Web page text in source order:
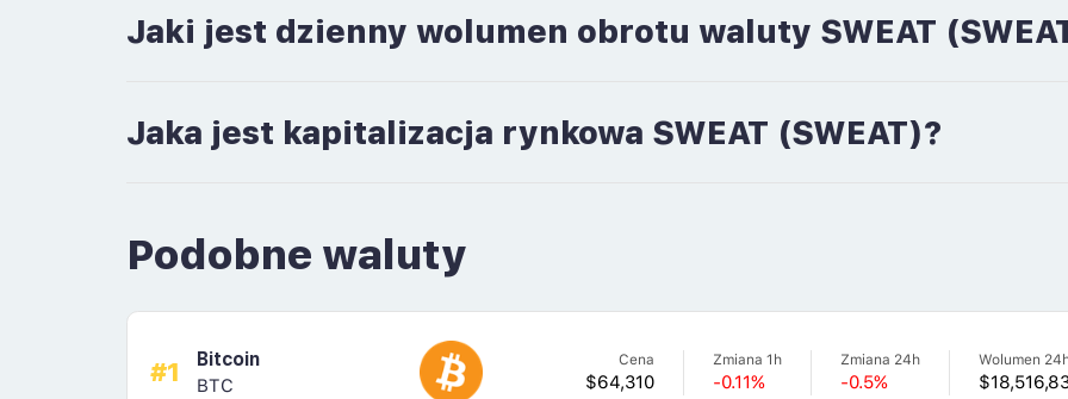
Jaki jest dzienny wolumen obrotu waluty SWEAT
Jaka jest kapitalizacja rynkowa SWEAT (SWEAT)?
Podobne waluty
#1
Bitcoin
BTC
Cena
$64,310
Zmiana 1h
-0.11%
Zmiana 24h
-0.5%
Wolumen